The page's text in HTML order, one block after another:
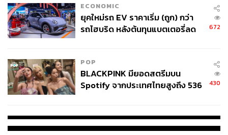
ECONOMIC
ยุคใหม่รถ EV ราคาเริ่ม (ถูก) กว่า
รถไฮบริด หลังต้นทุนแบตเตอรี่ลด
672
POP
BLACKPINK มียอดสตรีมบน
Spotify จากประเทศไทยสูงถึง 536
430